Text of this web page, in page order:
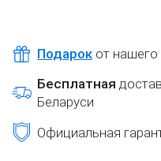
Подарок от
Бесплатная
Беларуси
Официальная